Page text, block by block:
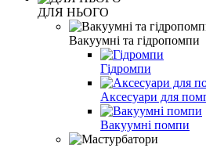
ДЛЯ НЬОГО
Вакуумні та гідропомпи
Гідромпи
Аксесуари для
Вакуумні помпи